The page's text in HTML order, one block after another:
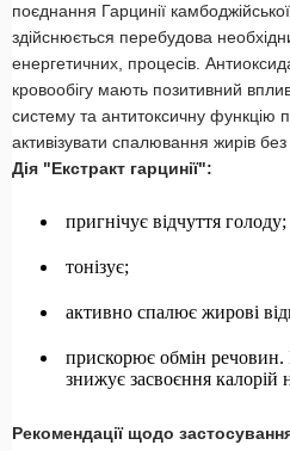
поєднання Гарцинії
здійснюється перебудова
енергетичних, процесів.
кровообігу мають позитивний
систему та антитоксичну функцію
активізувати спалювання жирів
Дія "Екстракт гарцинії":
пригнічує відчуття голоду;
тонізує;
активно спалює жирові
прискорює обмін речовин.
знижує засвоєння калорій
Рекомендації щодо